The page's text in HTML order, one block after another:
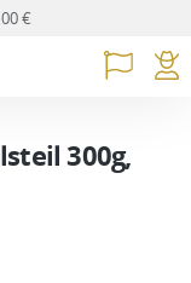
€
300g,